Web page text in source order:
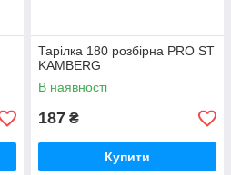
Тарілка 180 розбірна PRO ST
KAMBERG
В наявності
187 ₴
Купити